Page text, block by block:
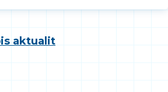
aktualit